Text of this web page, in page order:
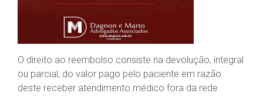
O direito ao reembolso consiste na devolução, integral
ou parcial, do valor pago pelo paciente em razão
deste receber atendimento médico fora da rede